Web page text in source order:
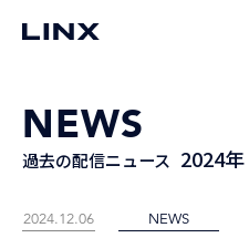
NEWS
過去の配信ニュース 2024年
2024.12.06 NEWS